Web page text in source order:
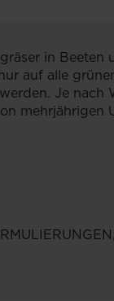
in
auf alle
Je
mehrjährigen